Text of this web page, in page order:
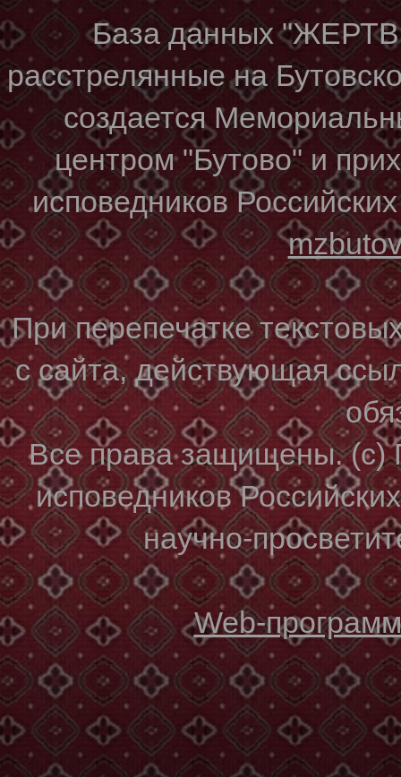
База данных
расстрелянные на
создается
центром "Бутово" и
исповедников
При перепечатке
с сайта, действующая
Все права защищены. (с)
исповедников
научно-
Web-